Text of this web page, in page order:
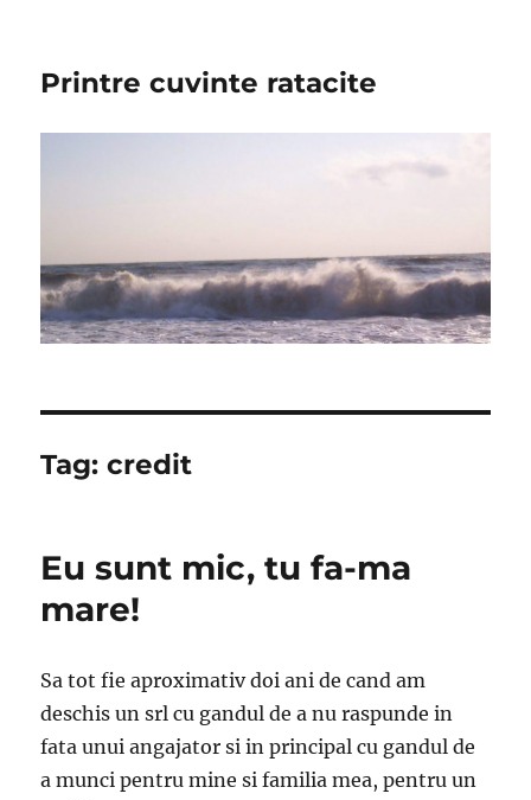
Printre cuvinte ratacite
Tag:credit
Eu sunt mic, tu fa-ma
mare!
Sa tot fie aproximativ doi ani de cand am
deschis un srl cu gandul de a nu raspunde in
fata unui angajator si in principal cu gandul de
a munci pentru mine si familia mea, pentru un